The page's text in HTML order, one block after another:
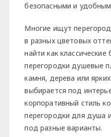
безопасными и
Многие ищут
в разных цветовых
найти как
перегородки душевые
камня, дерева или
выбирается под
корпоративный стиль
перегородки для душа
под разные варианты.